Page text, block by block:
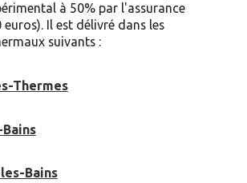
à 50% par l'assurance
Il est délivré dans les
suivants :
Thermes
Bains